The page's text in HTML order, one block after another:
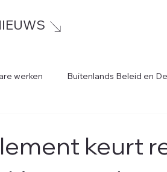
werken Buitenlands Beleid en
keurt